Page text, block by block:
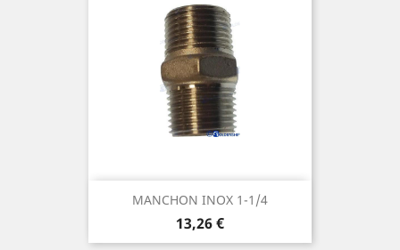
MANCHON INOX 1-1/4
Prix
13,26 €